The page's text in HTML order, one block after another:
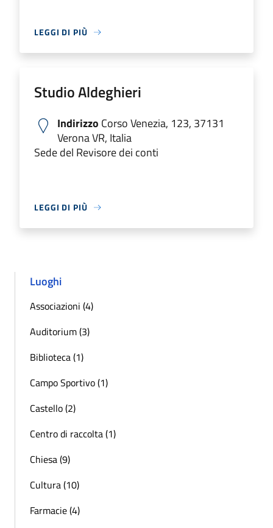
LEGGI DI PIÙ
Studio Aldeghieri
Indirizzo Corso Venezia, 123, 37131
Verona VR, Italia
Sede del Revisore dei conti
LEGGI DI PIÙ
Luoghi
Associazioni (4)
Auditorium (3)
Biblioteca (1)
Campo Sportivo (1)
Castello (2)
Centro di raccolta (1)
Chiesa (9)
Cultura (10)
Farmacie (4)